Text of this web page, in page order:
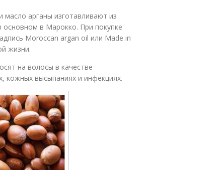
арганы изготавливают из
в Марокко. При покупке
Moroccan argan oil или Made in
жизни.
на волосы в качестве
кожных высыпаниях и инфекциях.